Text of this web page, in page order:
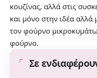
κουζίνας, αλλά στις
και μόνο στην ιδέα
τον φούρνο
φούρνο.
Σε